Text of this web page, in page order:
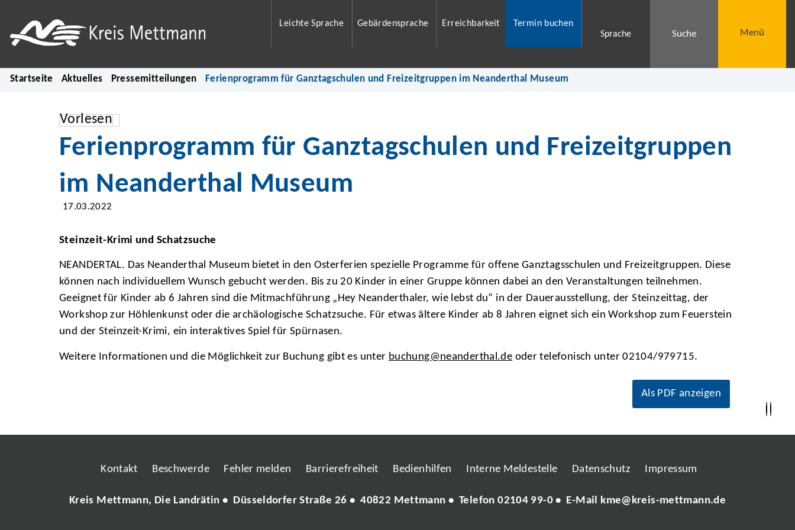
Leichte Sprache Gebärdensprache Erreichbarkeit
Termin buchen
Sprache
Suche Menü
Startseite Aktuelles Pressemitteilungen Ferienprogramm für Ganztagschulen und Freizeitgruppen im Neanderthal Museum
Vorlesen
Ferienprogramm für Ganztagschulen und Freizeitgruppen
im Neanderthal Museum
17.03.2022
Steinzeit-Krimi und Schatzsuche
NEANDERTAL. Das Neanderthal Museum bietet in den Osterferien spezielle Programme für offene Ganztagsschulen und Freizeitgruppen. Diese
können nach individuellem Wunsch gebucht werden. Bis zu 20 Kinder in einer Gruppe können dabei an den Veranstaltungen teilnehmen.
Geeignet für Kinder ab 6 Jahren sind die Mitmachführung „Hey Neanderthaler, wie lebst du“ in der Dauerausstellung, der Steinzeittag, der
Workshop zur Höhlenkunst oder die archäologische Schatzsuche. Für etwas ältere Kinder ab 8 Jahren eignet sich ein Workshop zum Feuerstein
und der Steinzeit-Krimi, ein interaktives Spiel für Spürnasen.
Weitere Informationen und die Möglichkeit zur Buchung gibt es unter buchung@neanderthal.de oder telefonisch unter 02104/979715.
Als PDF anzeigen
Kontakt Beschwerde Fehler melden Barrierefreiheit Bedienhilfen Interne Meldestelle Datenschutz Impressum
Kreis Mettmann, Die Landrätin • Düsseldorfer Straße 26 • 40822 Mettmann • Telefon02104 99-0• E-Mail kme@kreis-mettmann.de